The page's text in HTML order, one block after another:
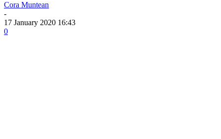
Cora Muntean
-
17 January 2020 16:43
0